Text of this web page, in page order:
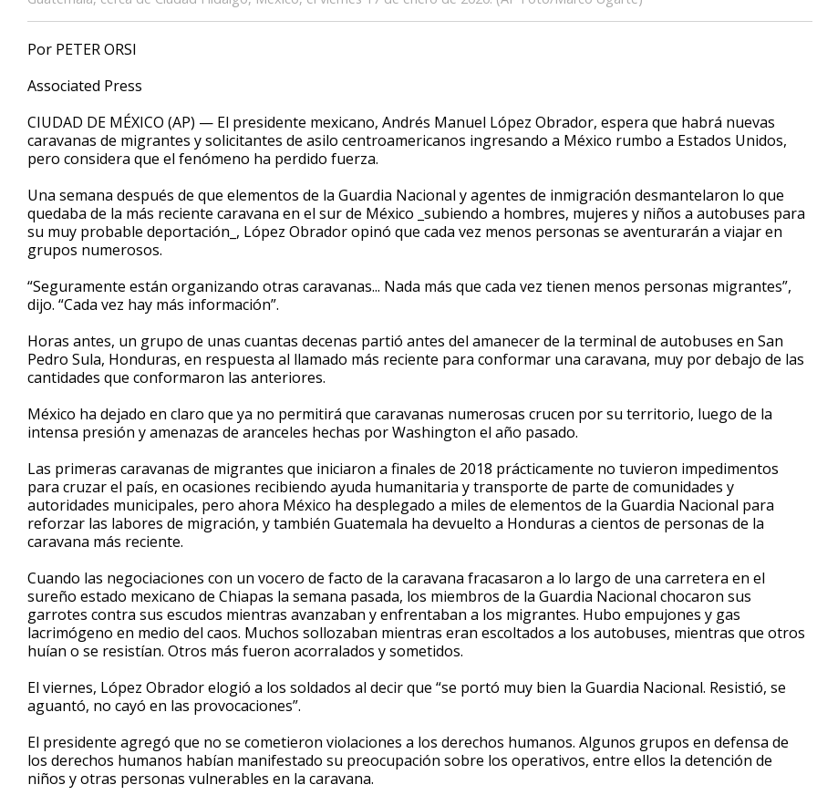
Por PETER ORSI
Associated Press
CIUDAD DE MÉXICO (AP) — El presidente mexicano, Andrés Manuel López Obrador, espera que habrá nuevas
caravanas de migrantes y solicitantes de asilo centroamericanos ingresando a México rumbo a Estados Unidos,
pero considera que el fenómeno ha perdido fuerza.
Una semana después de que elementos de la Guardia Nacional y agentes de inmigración desmantelaron lo que
quedaba de la más reciente caravana en el sur de México _subiendo a hombres, mujeres y niños a autobuses para
su muy probable deportación_, López Obrador opinó que cada vez menos personas se aventurarán a viajar en
grupos numerosos.
“Seguramente están organizando otras caravanas... Nada más que cada vez tienen menos personas migrantes”,
dijo. “Cada vez hay más información”.
Horas antes, un grupo de unas cuantas decenas partió antes del amanecer de la terminal de autobuses en San
Pedro Sula, Honduras, en respuesta al llamado más reciente para conformar una caravana, muy por debajo de las
cantidades que conformaron las anteriores.
México ha dejado en claro que ya no permitirá que caravanas numerosas crucen por su territorio, luego de la
intensa presión y amenazas de aranceles hechas por Washington el año pasado.
Las primeras caravanas de migrantes que iniciaron a finales de 2018 prácticamente no tuvieron impedimentos
para cruzar el país, en ocasiones recibiendo ayuda humanitaria y transporte de parte de comunidades y
autoridades municipales, pero ahora México ha desplegado a miles de elementos de la Guardia Nacional para
reforzar las labores de migración, y también Guatemala ha devuelto a Honduras a cientos de personas de la
caravana más reciente.
Cuando las negociaciones con un vocero de facto de la caravana fracasaron a lo largo de una carretera en el
sureño estado mexicano de Chiapas la semana pasada, los miembros de la Guardia Nacional chocaron sus
garrotes contra sus escudos mientras avanzaban y enfrentaban a los migrantes. Hubo empujones y gas
lacrimógeno en medio del caos. Muchos sollozaban mientras eran escoltados a los autobuses, mientras que otros
huían o se resistían. Otros más fueron acorralados y sometidos.
El viernes, López Obrador elogió a los soldados al decir que “se portó muy bien la Guardia Nacional. Resistió, se
aguantó, no cayó en las provocaciones”.
El presidente agregó que no se cometieron violaciones a los derechos humanos. Algunos grupos en defensa de
los derechos humanos habían manifestado su preocupación sobre los operativos, entre ellos la detención de
niños y otras personas vulnerables en la caravana.